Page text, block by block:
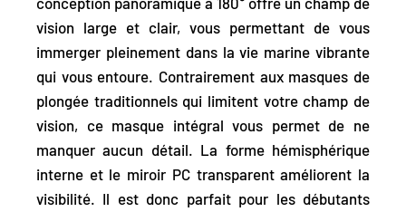
vision large et clair, vous permettant de vous
immerger pleinement dans la vie marine vibrante
qui vous entoure. Contrairement aux masques de
plongée traditionnels qui limitent votre champ de
vision, ce masque intégral vous permet de ne
manquer aucun détail. La forme hémisphérique
interne et le miroir PC transparent améliorent la
visibilité. Il est donc parfait pour les débutants